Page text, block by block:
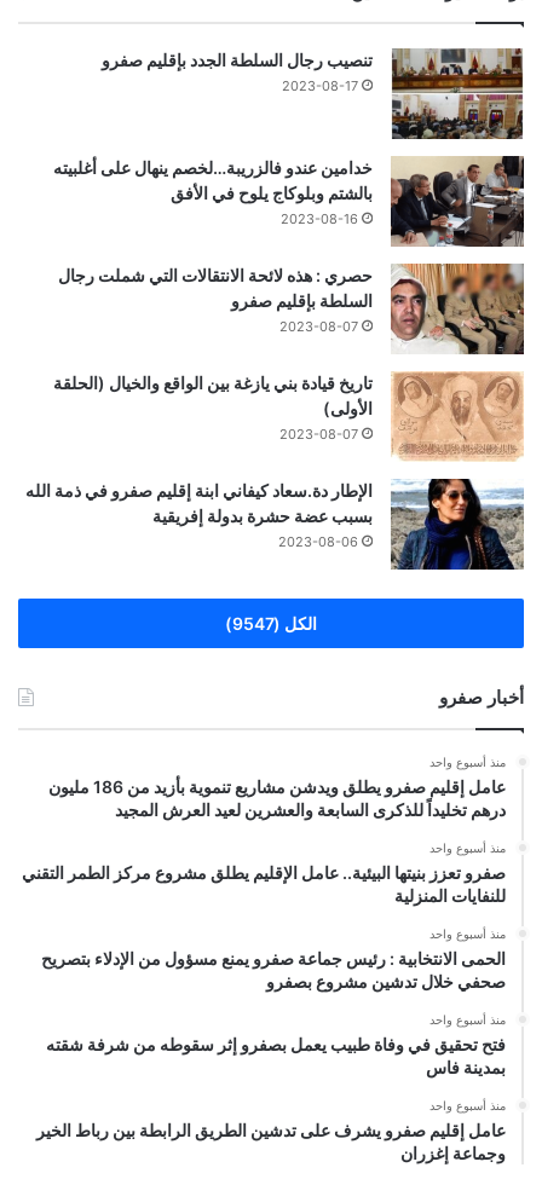
تنصيب رجال السلطة الجدد بإقليم صفرو
2023-08-17
خدامين عندو فالزريبة…لخصم ينهال على أغلبيته
بالشتم وبلوكاج يلوح في الأفق
2023-08-16
حصري : هذه لائحة الانتقالات التي شملت رجال
السلطة بإقليم صفرو
2023-08-07
تاريخ قيادة بني يازغة بين الواقع والخيال (الحلقة
الأولى)
2023-08-07
الإطار دة.سعاد كيفاني ابنة إقليم صفرو في ذمة الله
بسبب عضة حشرة بدولة إفريقية
2023-08-06
الكل (9547)
أخبار صفرو
منذ أسبوع واحد
عامل إقليم صفرو يطلق ويدشن مشاريع تنموية بأزيد من 186 مليون
درهم تخليداً للذكرى السابعة والعشرين لعيد العرش المجيد
منذ أسبوع واحد
صفرو تعزز بنيتها البيئية.. عامل الإقليم يطلق مشروع مركز الطمر التقني
للنفايات المنزلية
منذ أسبوع واحد
الحمى الانتخابية : رئيس جماعة صفرو يمنع مسؤول من الإدلاء بتصريح
صحفي خلال تدشين مشروع بصفرو
منذ أسبوع واحد
فتح تحقيق في وفاة طبيب يعمل بصفرو إثر سقوطه من شرفة شقته
بمدينة فاس
منذ أسبوع واحد
عامل إقليم صفرو يشرف على تدشين الطريق الرابطة بين رباط الخير
وجماعة إغزران